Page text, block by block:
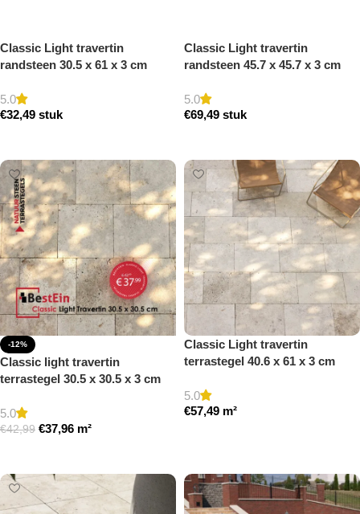
Classic Light travertin
randsteen 30.5 x 61 x 3 cm
getrommeld
5.0
€32,49 stuk
Classic Light travertin
randsteen 45.7 x 45.7 x 3 cm
getrommeld
5.0
€69,49 stuk
-12%
Classic light travertin
terrastegel 30.5 x 30.5 x 3 cm
5.0
€42,99 €37,96 m²
Classic Light travertin
terrastegel 40.6 x 61 x 3 cm
5.0
€57,49 m²